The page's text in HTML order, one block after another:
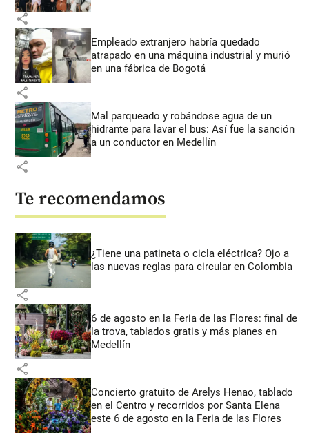
share
Empleado extranjero habría quedado
atrapado en una máquina industrial y murió
en una fábrica de Bogotá
share
Mal parqueado y robándose agua de un
hidrante para lavar el bus: Así fue la sanción
a un conductor en Medellín
share
Te recomendamos
¿Tiene una patineta o cicla eléctrica? Ojo a
las nuevas reglas para circular en Colombia
share
6 de agosto en la Feria de las Flores: final de
la trova, tablados gratis y más planes en
Medellín
share
Concierto gratuito de Arelys Henao, tablado
en el Centro y recorridos por Santa Elena
este 6 de agosto en la Feria de las Flores